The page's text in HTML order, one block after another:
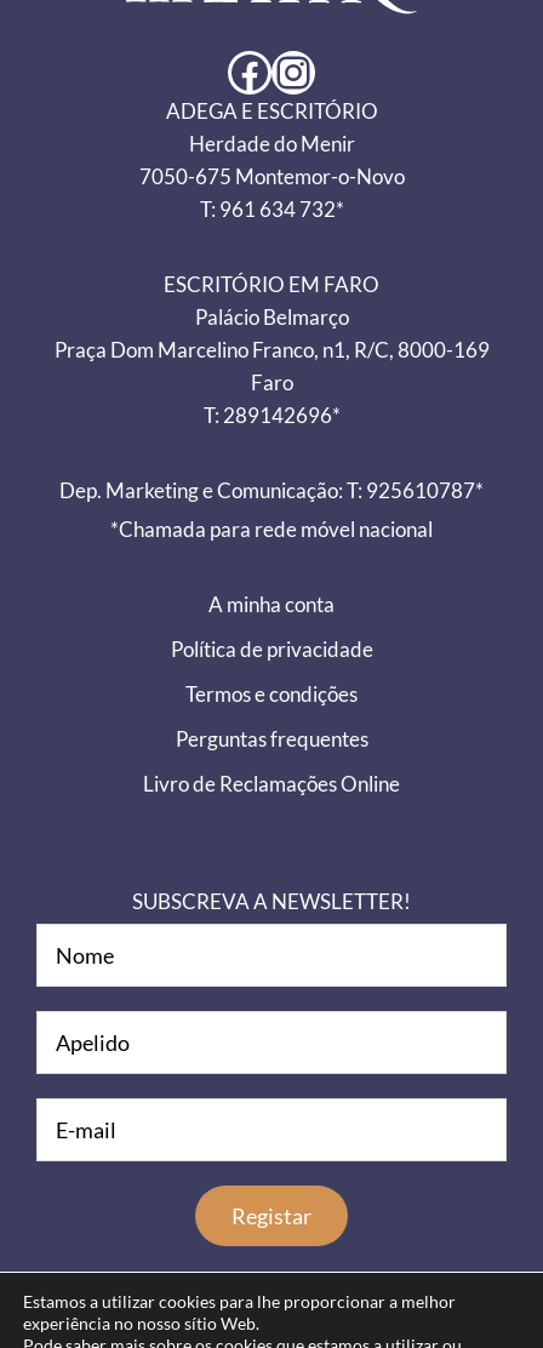
Facebook Instagram
ADEGA E ESCRITÓRIO
Herdade do Menir
7050-675 Montemor-o-Novo
T: 961 634 732*
ESCRITÓRIO EM FARO
Palácio Belmarço
Praça Dom Marcelino Franco, n1, R/C, 8000-169
Faro
T: 289142696*
Dep. Marketing e Comunicação: T: 925610787*
*Chamada para rede móvel nacional
A minha conta
Política de privacidade
Termos e condições
Perguntas frequentes
Livro de Reclamações Online
SUBSCREVA A NEWSLETTER!
Estamos a utilizar cookies para lhe proporcionar a melhor
experiência no nosso sítio Web.